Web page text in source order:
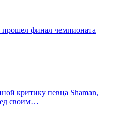
финал чемпионата
критику певца Shaman,
своим…